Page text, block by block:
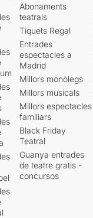
Abonaments
teatrals
Tiquets Regal
Entrades
espectacles a
Madrid
Millors monòlegs
Millors musicals
Millors espectacles
familiars
Black Friday
Teatral
Guanya entrades
de teatre gratis -
concursos